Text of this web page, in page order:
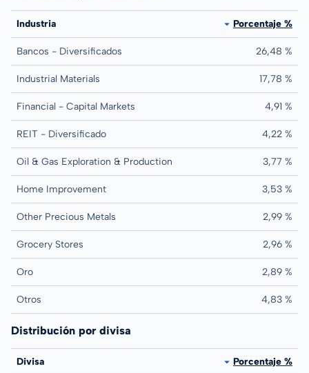
Industria Porcentaje %
Bancos - Diversificados 26,48 %
Industrial Materials 17,78 %
Financial - Capital Markets 4,91 %
REIT - Diversificado 4,22 %
Oil & Gas Exploration & Production 3,77 %
Home Improvement 3,53 %
Other Precious Metals 2,99 %
Grocery Stores 2,96 %
Oro 2,89 %
Otros 4,83 %
Distribución por divisa
Divisa Porcentaje %